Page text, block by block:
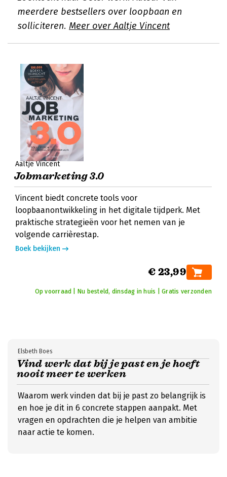
meerdere bestsellers over loopbaan en
solliciteren. Meer over Aaltje Vincent
Aaltje Vincent
Jobmarketing 3.0
Vincent biedt concrete tools voor
loopbaanontwikkeling in het digitale tijdperk. Met
praktische strategieën voor het nemen van je
volgende carrièrestap.
Boek bekijken
€ 23,99
Op voorraad | Nu besteld, dinsdag in huis | Gratis verzonden
Vind werk dat bij je past en je hoeft
nooit meer te werken
Elsbeth Boes
Waarom werk vinden dat bij je past zo belangrijk is
en hoe je dit in 6 concrete stappen aanpakt. Met
vragen en opdrachten die je helpen van ambitie
naar actie te komen.